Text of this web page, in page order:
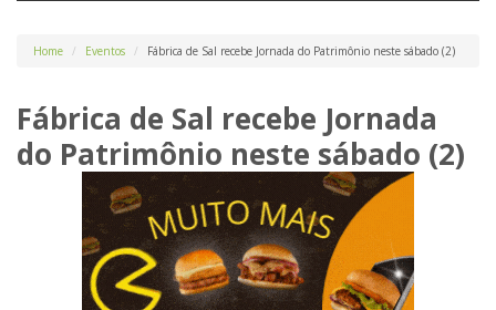
Home Eventos Fábrica de Sal recebe Jornada do Patrimônio neste sábado (2)
Fábrica de Sal recebe Jornada
do Patrimônio neste sábado (2)